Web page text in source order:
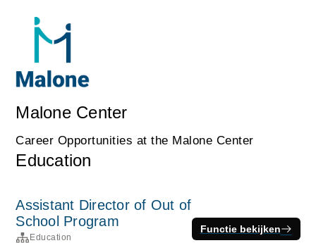
Malone Center
Career Opportunities at the Malone Center
Education
Assistant Director of Out of
School Program
Education
Functie bekijken